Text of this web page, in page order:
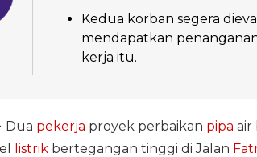
Kedua korban segera
mendapatkan
kerja itu.
Dua pekerja proyek perbaikan pipa air
listrik bertegangan tinggi di Jalan